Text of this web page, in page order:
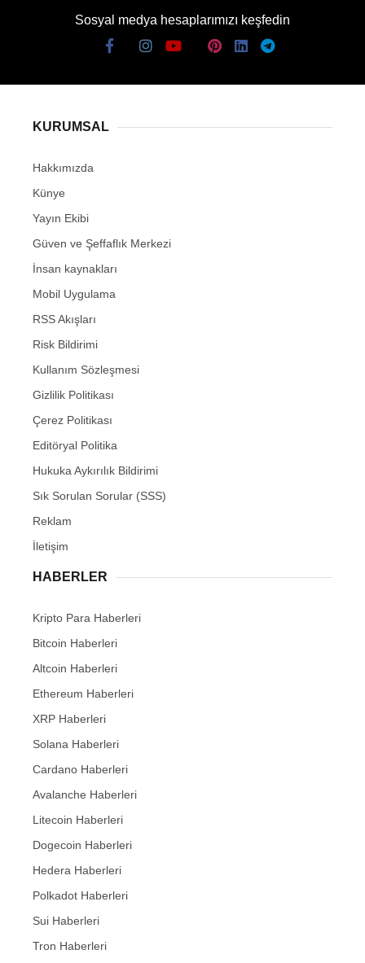
Sosyal medya hesaplarımızı keşfedin
KURUMSAL
Hakkımızda
Künye
Yayın Ekibi
Güven ve Şeffaflık Merkezi
İnsan kaynakları
Mobil Uygulama
RSS Akışları
Risk Bildirimi
Kullanım Sözleşmesi
Gizlilik Politikası
Çerez Politikası
Editöryal Politika
Hukuka Aykırılık Bildirimi
Sık Sorulan Sorular (SSS)
Reklam
İletişim
HABERLER
Kripto Para Haberleri
Bitcoin Haberleri
Altcoin Haberleri
Ethereum Haberleri
XRP Haberleri
Solana Haberleri
Cardano Haberleri
Avalanche Haberleri
Litecoin Haberleri
Dogecoin Haberleri
Hedera Haberleri
Polkadot Haberleri
Sui Haberleri
Tron Haberleri